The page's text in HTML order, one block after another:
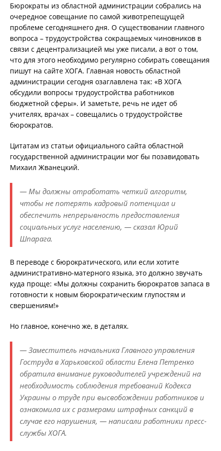
Бюрократы из областной администрации собрались на
очередное совещание по самой животрепещущей
проблеме сегодняшнего дня. О существовании главного
вопроса – трудоустройства сокращаемых чиновников в
связи с децентрализацией мы уже писали, а вот о том,
что для этого необходимо регулярно собирать совещания
пишут на сайте ХОГА. Главная новость областной
администрации сегодня озаглавлена так: «В ХОГА
обсудили вопросы трудоустройства работников
бюджетной сферы». И заметьте, речь не идет об
учителях, врачах – совещались о трудоустройстве
бюрократов.
Цитатам из статьи официального сайта областной
государственной администрации мог бы позавидовать
Михаил Жванецкий.
— Мы должны отработать четкий алгоритм,
чтобы не потерять кадровый потенциал и
обеспечить непрерывность предоставления
социальных услуг населению, — сказал Юрий
Шпарага.
В переводе с бюрократического, или если хотите
административно-матерного языка, это должно звучать
куда проще: «Мы должны сохранить бюрократов запаса в
готовности к новым бюрократическим глупостям и
свершениям!»
Но главное, конечно же, в деталях.
— Заместитель начальника Главного управления
Гоструда в Харьковской области Елена Петренко
обратила внимание руководителей учреждений на
необходимость соблюдения требований Кодекса
Украины о труде при высвобождении работников и
ознакомила их с размерами штрафных санкций в
случае его нарушения, — написали работники пресс-
службы ХОГА.